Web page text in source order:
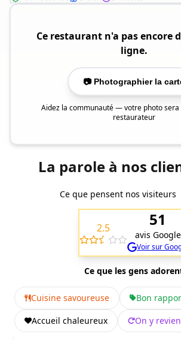
Ce restaurant n'a pas encore
ligne.
📷 Photographier la
Aidez la communauté — votre photo
restaurateur
La parole à nos
Ce que pensent nos visiteurs
2.5 51
avis Google
Voir sur
Ce que les gens
Cuisine savoureuse
Bon
Accueil chaleureux
On y